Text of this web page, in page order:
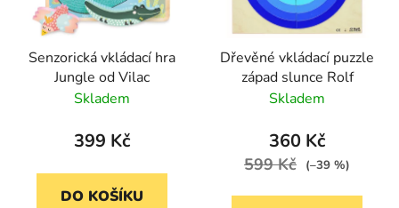
Senzorická vkládací hra
Jungle od Vilac
Skladem
399 Kč
DO KOŠÍKU
Dřevěné vkládací puzzle
západ slunce Rolf
Skladem
360 Kč
599 Kč (–39 %)